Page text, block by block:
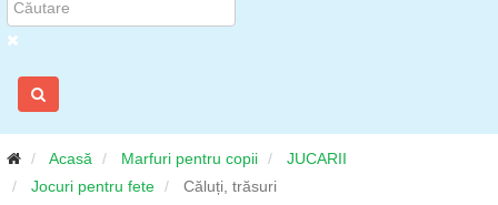
Acasă Marfuri pentru copii
JUCARII
Jocuri pentru fete
Căluți, trăsuri